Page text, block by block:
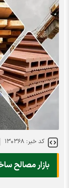
کد خبر: ۱۳۰۳۶۸
بازار مصالح ساختمانی